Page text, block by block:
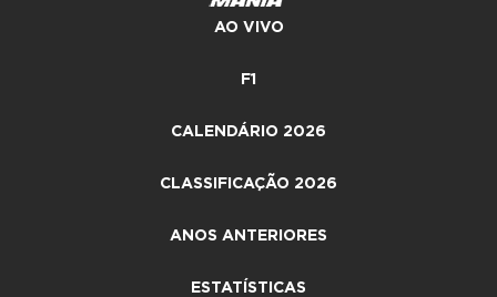
AO VIVO
F1
CALENDÁRIO 2026
CLASSIFICAÇÃO 2026
ANOS ANTERIORES
ESTATÍSTICAS